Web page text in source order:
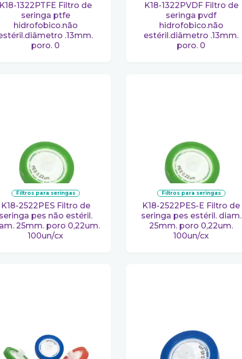
K18-1322PTFE Filtro de
seringa ptfe
hidrofobico.não
.13mm.
poro. 0
K18-1322PVDF Filtro de
seringa pvdf
hidrofobico.não
estéril.diâmetro .13mm.
poro. 0
filtros para seringas
K18-2522PES Filtro de
seringa pes não estéril.
25mm. poro 0,22um.
100un/cx
filtros para seringas
K18-2522PES-E Filtro de
seringa pes estéril. diam.
25mm. poro 0,22um.
100un/cx